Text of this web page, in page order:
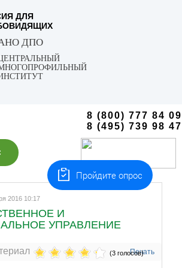
ДЛЯ
ДПО
8 (800) 777 84 09
8 (495) 739 98 47
2016 10:17
И
УПРАВЛЕНИЕ
Печать
(3 голосов)
Пройдите опрос